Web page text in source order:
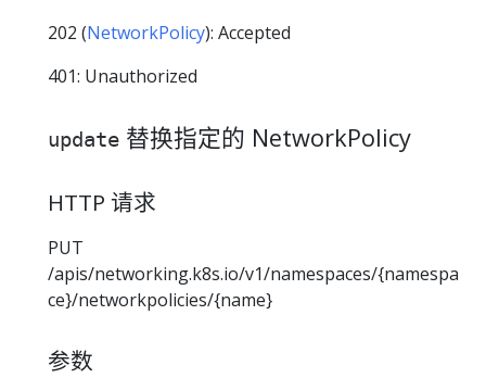
202 (NetworkPolicy): Accepted
401: Unauthorized
update 替换指定的 NetworkPolicy
HTTP 请求
PUT
/apis/networking.k8s.io/v1/namespaces/{namespa
ce}/networkpolicies/{name}
参数